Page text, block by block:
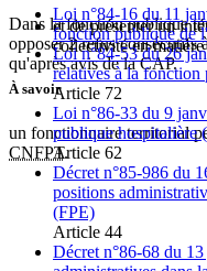
et de présenter un
collectivité en
À savoir
un fonctionnaire territorial
CNFPT.
Dans la fonction publique
opposer 2 refus consécutifs
qu'après avis de la CAP.
Loi n°84-16 du 11
fonction publique de
Loi n°84-53 du 26
relatives à la
Article 72
Loi n°86-33 du 9
publique hospitalière
Article 62
Décret n°85-986 du
positions
(FPE)
Article 44
Décret n°86-68 du